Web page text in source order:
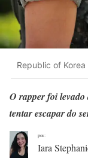
Republic of
O rapper foi levado
tentar escapar do
por:
Iara